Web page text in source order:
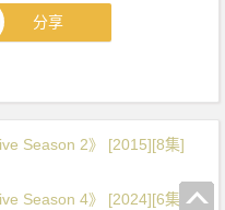
分享
Season 2》 [2015][8集]
Season 4》 [2024][6集]